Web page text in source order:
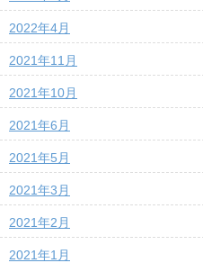
2022年4月
2021年11月
2021年10月
2021年6月
2021年5月
2021年3月
2021年2月
2021年1月